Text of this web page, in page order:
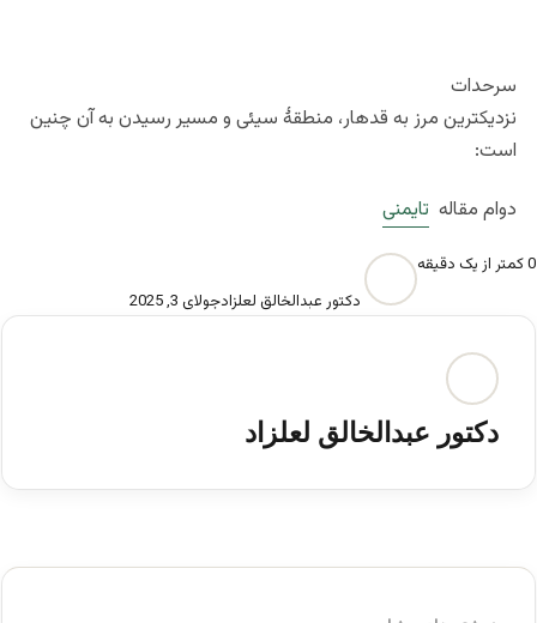
سرحدات
نزدیکترین مرز به قدهار، منطقۀ سیئی و مسیر رسیدن به آن چنین
است:
دوام مقاله تایمنی
دکتور عبدالخالق لعلزادجولای 3, 2025
0کمتر از یک دقیقه
دکتور عبدالخالق لعلزاد